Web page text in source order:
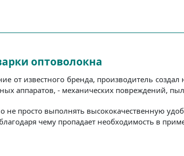
оптоволокна
от известного бренда, производитель
аппаратов, - механических повреждений,
просто выполнять высококачественную
чему пропадает необходимость в